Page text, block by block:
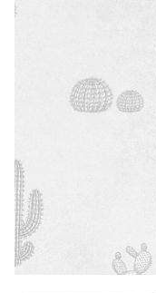
CONTACTO